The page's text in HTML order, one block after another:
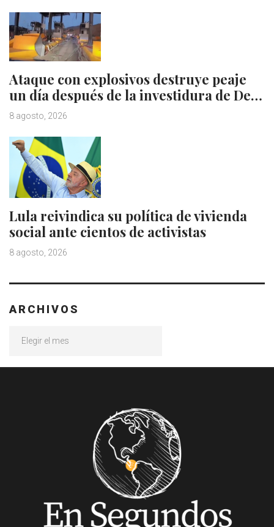
Ataque con explosivos destruye peaje
un día después de la investidura de De…
8 agosto, 2026
Lula reivindica su política de vivienda
social ante cientos de activistas
8 agosto, 2026
ARCHIVOS